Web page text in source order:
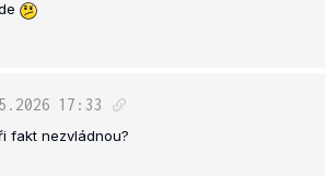
17:33
fakt nezvládnou?